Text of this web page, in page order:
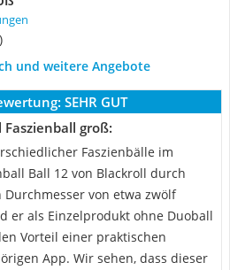
)
und weitere Angebote
SEHR GUT
groß:
Faszienbälle im
Ball 12 von Blackroll durch
von etwa zwölf
er als Einzelprodukt ohne Duoball
Vorteil einer praktischen
App. Wir sehen, dass dieser